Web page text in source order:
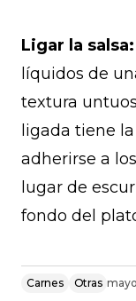
Ligar la salsa:
líquidos de
textura
ligada tiene
adherirse a
lugar de
fondo del
Carnes Otras